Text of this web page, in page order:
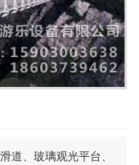
道、玻璃观光平台、